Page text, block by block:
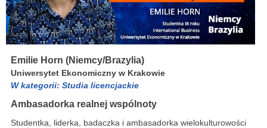
Emilie Horn (Niemcy/Brazylia)
Uniwersytet Ekonomiczny w Krakowie
W kategorii: Studia licencjackie
Ambasadorka realnej wspólnoty
Studentka, liderka, badaczka i ambasadorka wielokulturowości